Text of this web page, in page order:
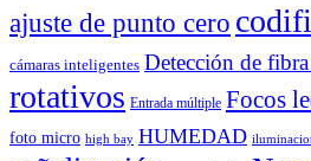
ajuste de punto cero
cámaras inteligentes Detección de
rotativos Entrada múltiple Focos
foto micro high bay HUMEDAD